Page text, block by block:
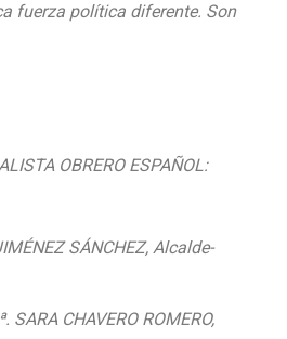
fuerza política diferente. Son
OBRERO ESPAÑOL:
SÁNCHEZ, Alcalde-
ROMERO,